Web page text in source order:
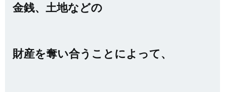
金銭、土地などの
財産を奪い合うことによって、